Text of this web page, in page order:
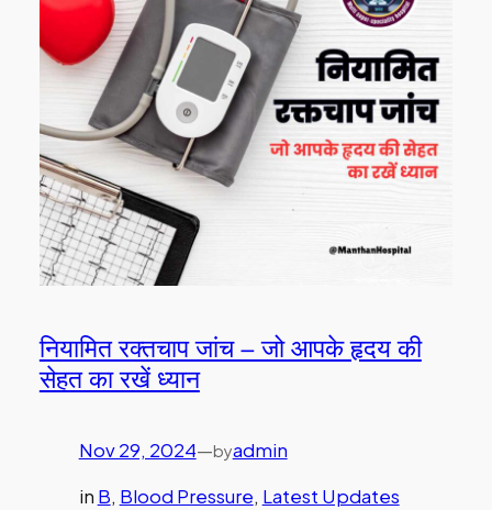
नियामित रक्तचाप जांच – जो आपके हृदय की
सेहत का रखें ध्यान
Nov 29, 2024—byadmin
in B, Blood Pressure, Latest Updates